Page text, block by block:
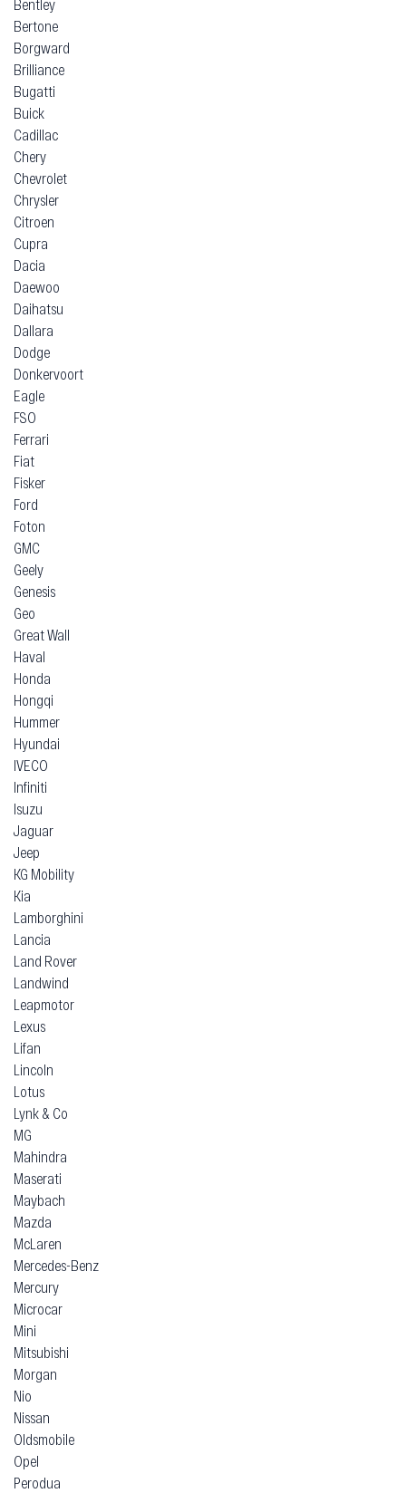
Bentley
Bertone
Borgward
Brilliance
Bugatti
Buick
Cadillac
Chery
Chevrolet
Chrysler
Citroen
Cupra
Dacia
Daewoo
Daihatsu
Dallara
Dodge
Donkervoort
Eagle
FSO
Ferrari
Fiat
Fisker
Ford
Foton
GMC
Geely
Genesis
Geo
Great Wall
Haval
Honda
Hongqi
Hummer
Hyundai
IVECO
Infiniti
Isuzu
Jaguar
Jeep
KG Mobility
Kia
Lamborghini
Lancia
Land Rover
Landwind
Leapmotor
Lexus
Lifan
Lincoln
Lotus
Lynk & Co
MG
Mahindra
Maserati
Maybach
Mazda
McLaren
Mercedes-Benz
Mercury
Microcar
Mini
Mitsubishi
Morgan
Nio
Nissan
Oldsmobile
Opel
Perodua